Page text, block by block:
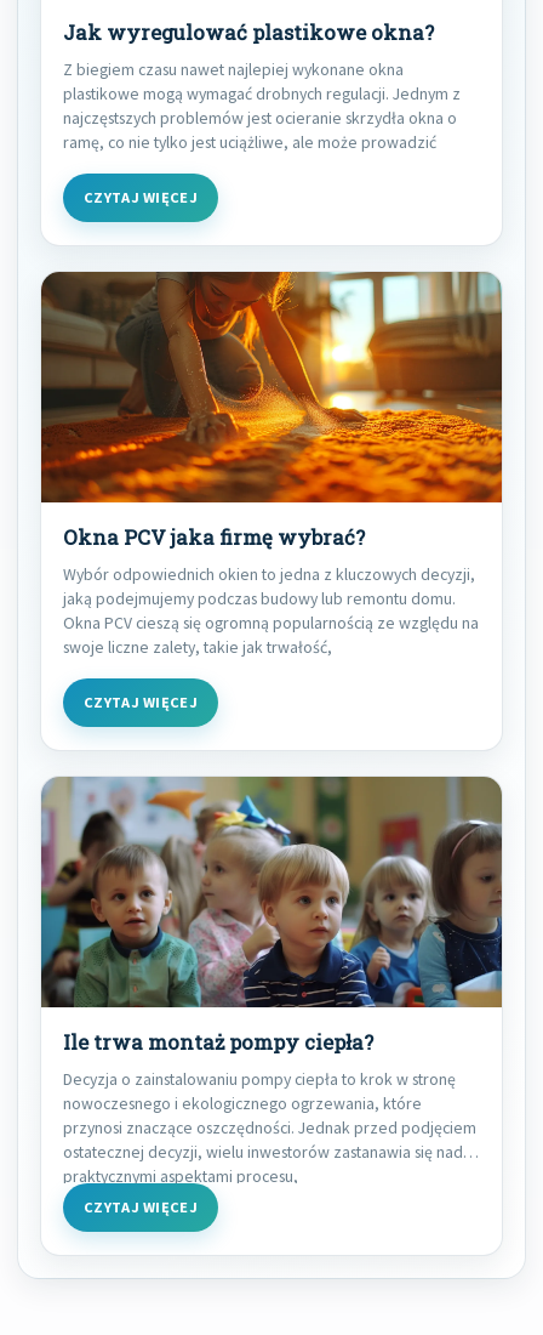
Jak wyregulować plastikowe okna?
Z biegiem czasu nawet najlepiej wykonane okna
plastikowe mogą wymagać drobnych regulacji. Jednym z
najczęstszych problemów jest ocieranie skrzydła okna o
ramę, co nie tylko jest uciążliwe, ale może prowadzić
CZYTAJ WIĘCEJ
Okna PCV jaka firmę wybrać?
Wybór odpowiednich okien to jedna z kluczowych decyzji,
jaką podejmujemy podczas budowy lub remontu domu.
Okna PCV cieszą się ogromną popularnością ze względu na
swoje liczne zalety, takie jak trwałość,
CZYTAJ WIĘCEJ
Ile trwa montaż pompy ciepła?
Decyzja o zainstalowaniu pompy ciepła to krok w stronę
nowoczesnego i ekologicznego ogrzewania, które
przynosi znaczące oszczędności. Jednak przed podjęciem
ostatecznej decyzji, wielu inwestorów zastanawia się nad
praktycznymi aspektami procesu,
CZYTAJ WIĘCEJ